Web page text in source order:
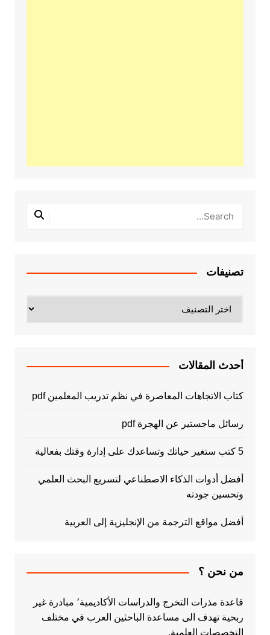
تصنيفات
أحدث المقالات
كتاب الاتجاهات المعاصرة في نظم تدريب المعلمين pdf
رسائل ماجستير عن الهجرة pdf
5 كتب ستغير حياتك وتساعدك على إدارة وقتك بفعالية
أفضل أدوات الذكاء الاصطناعي لتسريع البحث العلمي
وتحسين جودته
أفضل مواقع الترجمة من الإنجليزية إلى العربية
من نحن ؟
قاعدة مذرات التخرج والدراسات الأكاديمية٬ مبادرة غير
ربحية تهدف الى مساعدة الباحثين العرب في مختلف
التخصصات العلمية.